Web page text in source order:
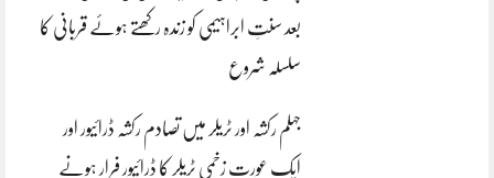
بعد سنتِ ابراہیمی کو زندہ رکھتے ہوئے قربانی کا
سلسلہ شروع
جہلم رکشہ اور ٹریلر میں تصادم رکشہ ڈرائیور اور
ایک عورت زخمی ٹریلر کا ڈرائیور فرار ہونے